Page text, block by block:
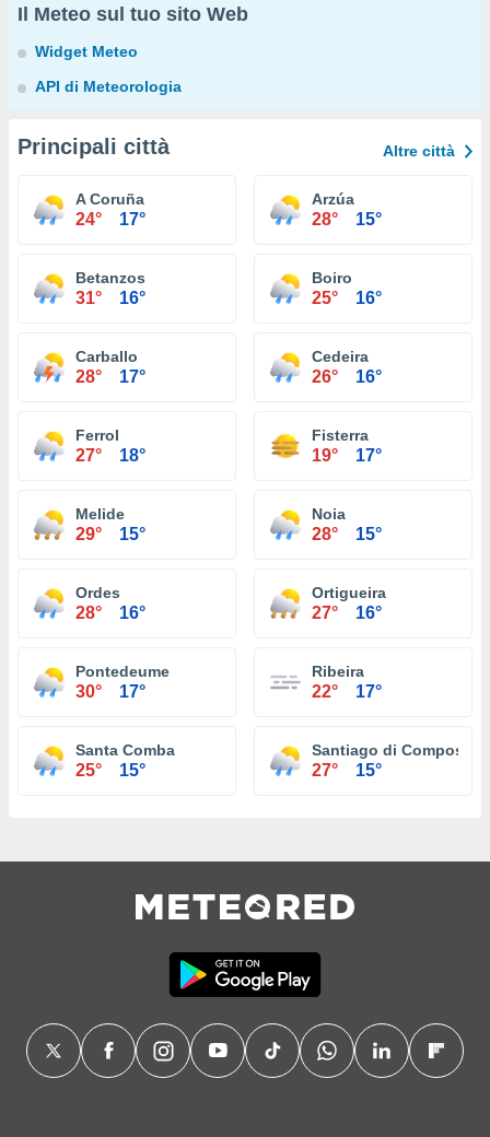
Il Meteo sul tuo sito Web
Widget Meteo
API di Meteorologia
Principali città Altre città
A Coruña
24° 17°
Arzúa
28° 15°
Betanzos
31° 16°
Boiro
25° 16°
Carballo
28° 17°
Cedeira
26° 16°
Ferrol
27° 18°
Fisterra
19° 17°
Melide
29° 15°
Noia
28° 15°
Ordes
28° 16°
Ortigueira
27° 16°
Pontedeume
30° 17°
Ribeira
22° 17°
Santa Comba
25° 15°
Santiago di Compostela
27° 15°